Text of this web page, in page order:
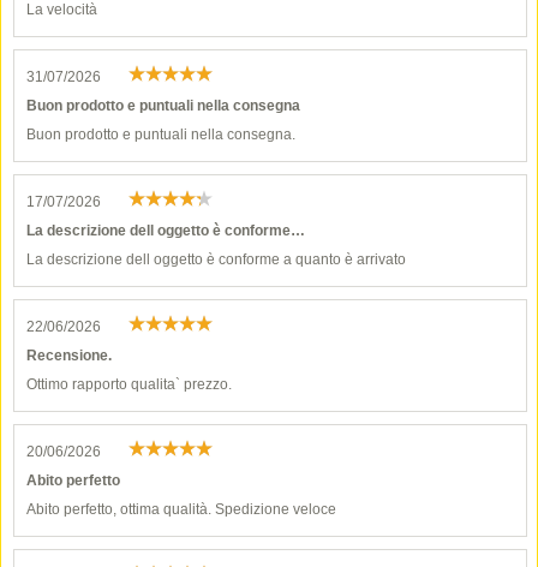
La velocità
31/07/2026
Buon prodotto e puntuali nella consegna
Buon prodotto e puntuali nella consegna.
17/07/2026
La descrizione dell oggetto è conforme…
La descrizione dell oggetto è conforme a quanto è arrivato
22/06/2026
Recensione.
Ottimo rapporto qualita` prezzo.
20/06/2026
Abito perfetto
Abito perfetto, ottima qualità. Spedizione veloce